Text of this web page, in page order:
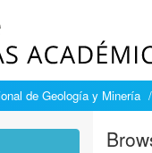
de Geología y Minería